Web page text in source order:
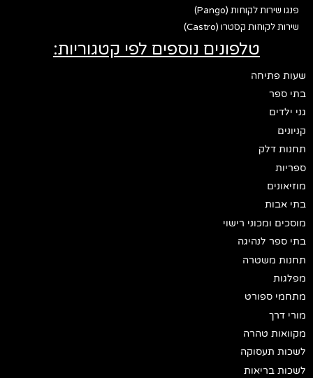
פנגו שירות לקוחות (Pango)
שירות לקוחות קסטרו (Castro)
טלפונים נוספים לפי קטגוריות:
שעות פתיחה
בתי ספר
גני ילדים
קניונים
תחנות דלק
ספריות
מוזיאונים
בתי אבות
מוסכים ומכוני רישוי
בתי ספר לנהיגה
תחנות משטרה
מפלגות
מתחמי ספורט
מורי דרך
מקוואות טהרה
לשכות תעסוקה
לשכות בריאות